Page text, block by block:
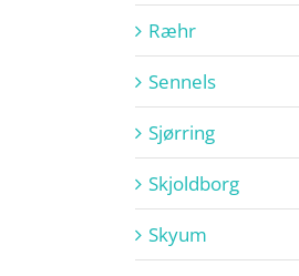
Ræhr
Sennels
Sjørring
Skjoldborg
Skyum